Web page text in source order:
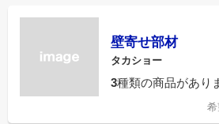
壁寄せ部材
タカショー
3種類の商品があり